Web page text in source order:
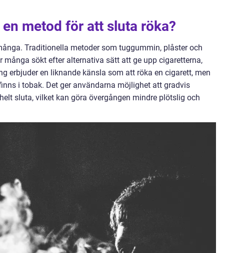
metod för att sluta röka?
Traditionella metoder som tuggummin, plåster och
sökt efter alternativa sätt att ge upp cigaretterna,
erbjuder en liknande känsla som att röka en cigarett, men
i tobak. Det ger användarna möjlighet att gradvis
sluta, vilket kan göra övergången mindre plötslig och